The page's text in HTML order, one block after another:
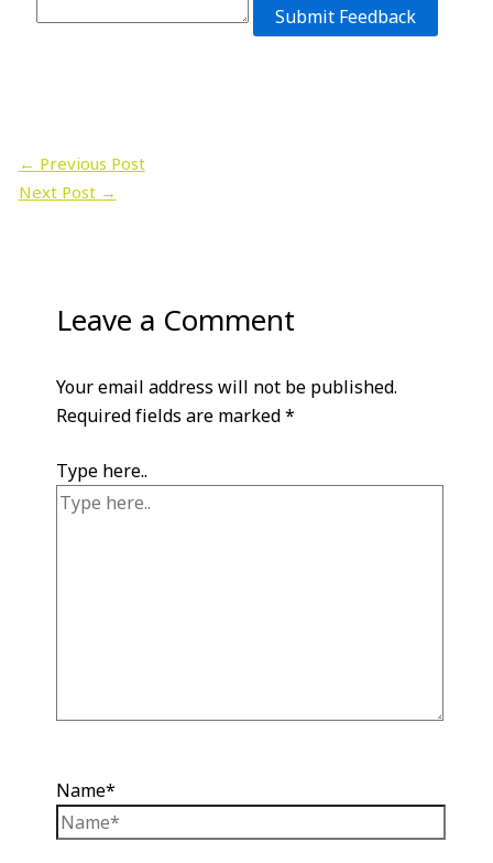
Submit Feedback
←Previous Post
Next Post→
Leave a Comment
Your email address will not be published.
Required fields are marked*
Type here..
Name*